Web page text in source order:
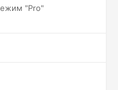
"Pro"